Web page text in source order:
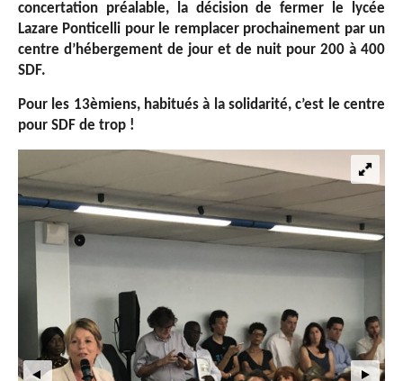
concertation préalable, la décision de fermer le lycée
Lazare Ponticelli pour le remplacer prochainement par un
centre d’hébergement de jour et de nuit pour 200 à 400
SDF.
Pour les 13èmiens, habitués à la solidarité, c’est le centre
pour SDF de trop !